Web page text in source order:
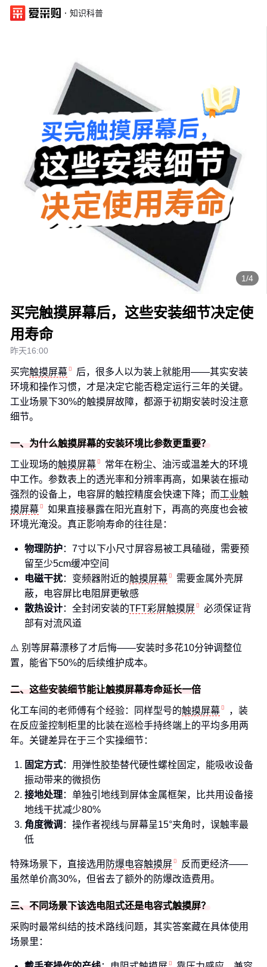
· 知识科普
1/4
买完触摸屏幕后，这些安装细节决定使
用寿命
昨天16:00
买完触摸屏幕
后，很多人以为装上就能用——其实安装
环境和操作习惯，才是决定它能否稳定运行三年的关键。
工业场景下30%的触摸屏故障，都源于初期安装时没注意
细节。
一、为什么触摸屏幕的安装环境比参数更重要？
工业现场的触摸屏幕
常年在粉尘、油污或温差大的环境
中工作。参数表上的透光率和分辨率再高，如果装在振动
强烈的设备上，电容屏的触控精度会快速下降；而工业触
摸屏幕
如果直接暴露在阳光直射下，再高的亮度也会被
环境光淹没。真正影响寿命的往往是：
物理防护：7寸以下小尺寸屏容易被工具磕碰，需要预
留至少5cm缓冲空间
电磁干扰：变频器附近的触摸屏幕
需要金属外壳屏
蔽，电容屏比电阻屏更敏感
散热设计：全封闭安装的TFT彩屏触摸屏
必须保证背
部有对流风道
⚠️ 别等屏幕漂移了才后悔——安装时多花10分钟调整位
置，能省下50%的后续维护成本。
二、这些安装细节能让触摸屏幕寿命延长一倍
化工车间的老师傅有个经验：同样型号的触摸屏幕
，装
在反应釜控制柜里的比装在巡检手持终端上的平均多用两
年。关键差异在于三个实操细节：
固定方式：用弹性胶垫替代硬性螺栓固定，能吸收设备
振动带来的微损伤
接地处理：单独引地线到屏体金属框架，比共用设备接
地线干扰减少80%
角度微调 ：操作者视线与屏幕呈15°夹角时，误触率最
低
特殊场景下，直接选用 防爆电容触摸屏
反而更经济——
虽然单价高30%，但省去了额外的防爆改造费用。
三、不同场景下该选电阻式还是电容式触摸屏？
采购时最常纠结的技术路线问题，其实答案藏在具体使用
场景里：